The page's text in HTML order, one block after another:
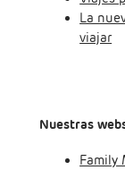
La
viajar
Nuestras
Family